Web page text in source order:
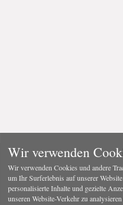
Wir verwenden
Wir verwenden Cookies und andere
um Ihr Surferlebnis auf unserer
personalisierte Inhalte und gezielte
unseren Website-Verkehr zu analysieren